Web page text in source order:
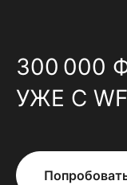
300 000
УЖЕ С